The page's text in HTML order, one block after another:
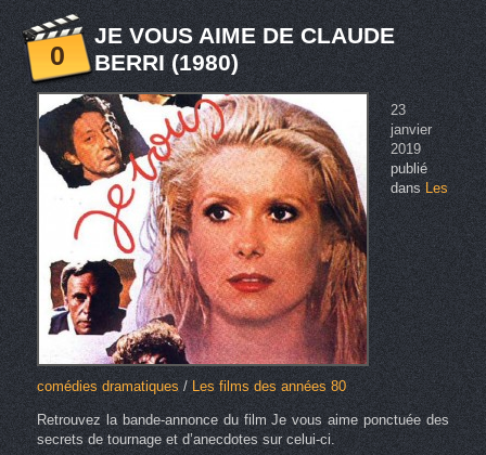
0
JE VOUS AIME DE CLAUDE
BERRI (1980)
23
janvier
2019
publié
dansLes
comédies dramatiques/ Les films des années 80
Retrouvez la bande-annonce du film Je vous aime ponctuée des
secrets de tournage et d’anecdotes sur celui-ci.